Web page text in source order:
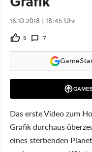
16.10.2018 | 18:45 Uhr
5 7
Das erste Video zum
Grafik durchaus
eines sterbenden